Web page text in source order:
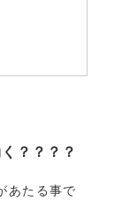
？？？？
あたる事で